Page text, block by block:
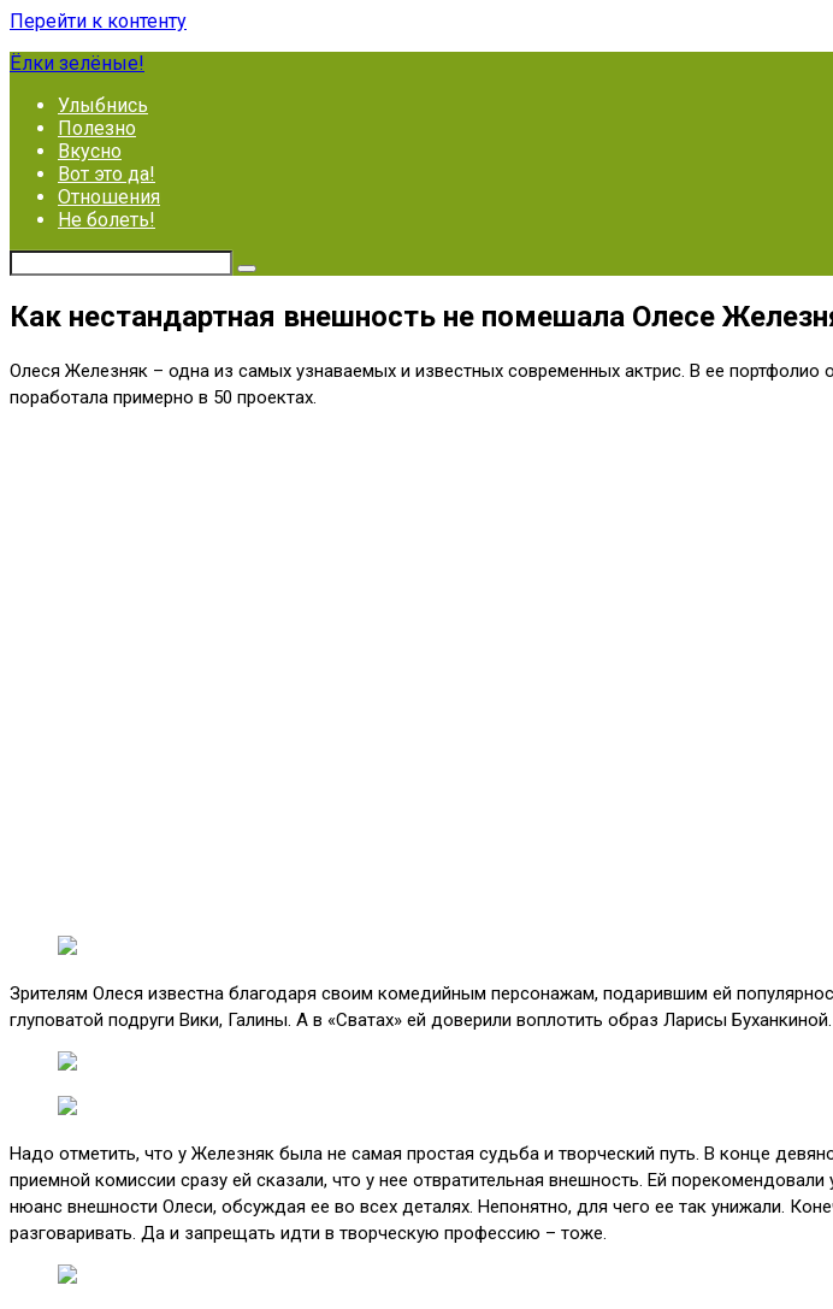
Перейти к контенту
Ёлки зелёные!
Улыбнись
Полезно
Вкусно
Вот это да!
Отношения
Не болеть!
Как нестандартная внешность не помешала Олесе
Олеся Железняк – одна из самых узнаваемых и известных современных актрис. В ее портфолио
поработала примерно в 50 проектах.
Зрителям Олеся известна благодаря своим комедийным персонажам, подарившим ей
глуповатой подруги Вики, Галины. А в «Сватах» ей доверили воплотить образ Ларисы Буханкиной.
Надо отметить, что у Железняк была не самая простая судьба и творческий путь. В конце
приемной комиссии сразу ей сказали, что у нее отвратительная внешность. Ей
нюанс внешности Олеси, обсуждая ее во всех деталях. Непонятно, для чего ее так унижали.
разговаривать. Да и запрещать идти в творческую профессию – тоже.